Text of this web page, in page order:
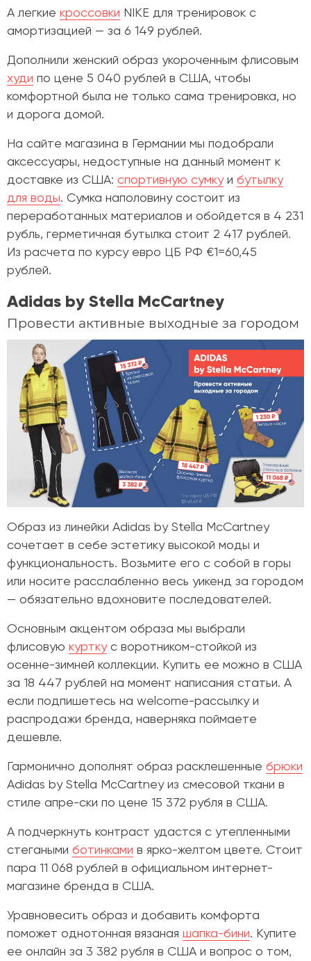
А легкие кроссовки NIKE для тренировок с
амортизацией — за 6 149 рублей.
Дополнили женский образ укороченным флисовым
худи по цене 5 040 рублей в США, чтобы
комфортной была не только сама тренировка, но
и дорога домой.
На сайте магазина в Германии мы подобрали
аксессуары, недоступные на данный момент к
доставке из США: спортивную сумкуи бутылку
для воды. Сумка наполовину состоит из
переработанных материалов и обойдется в 4 231
рубль, герметичная бутылка стоит 2 417 рублей.
Из расчета по курсу евро ЦБ РФ €1=60,45
рублей.
Adidas by Stella McCartney
Провести активные выходные за городом
Образ из линейки Adidas by Stella McCartney
сочетает в себе эстетику высокой моды и
функциональность. Возьмите его с собой в горы
или носите расслабленно весь уикенд за городом
— обязательно вдохновите последователей.
Основным акцентом образа мы выбрали
флисовую курткус воротником-стойкой из
осенне-зимней коллекции. Купить ее можно в США
за 18 447 рублей на момент написания статьи. А
если подпишетесь на welcome-рассылку и
распродажи бренда, наверняка поймаете
дешевле.
Гармонично дополнят образ расклешенные брюки
Adidas by Stella McCartney из смесовой ткани в
стиле апре-ски по цене 15 372 рубля в США.
А подчеркнуть контраст удастся с утепленными
стегаными ботинками в ярко-желтом цвете. Стоит
пара 11 068 рублей в официальном интернет-
магазине бренда в США.
Уравновесить образ и добавить комфорта
поможет однотонная вязаная шапка-бини. Купите
ее онлайн за 3 382 рубля в США и вопрос о том,